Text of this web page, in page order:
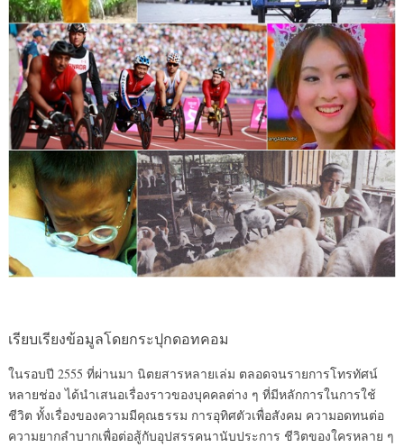
เรียบเรียงข้อมูลโดยกระปุกดอทคอม
ในรอบปี 2555 ที่ผ่านมา นิตยสารหลายเล่ม ตลอดจนรายการโทรทัศน์
หลายช่อง ได้นำเสนอเรื่องราวของบุคคลต่าง ๆ ที่มีหลักการในการใช้
ชีวิต ทั้งเรื่องของความมีคุณธรรม การอุทิศตัวเพื่อสังคม ความอดทนต่อ
ความยากลำบากเพื่อต่อสู้กับอุปสรรคนานับประการ ชีวิตของใครหลาย ๆ